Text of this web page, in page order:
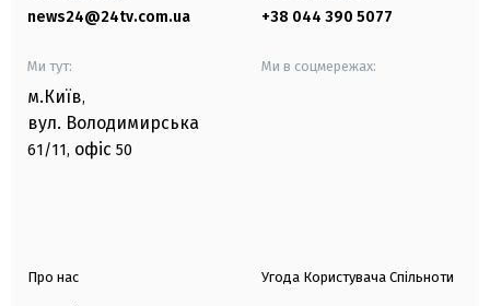
news24@24tv.com.ua +38 044 390 5077
Ми тут:
м.Київ,
вул. Володимирська
61/11, офіс 50
Ми в соцмережах:
Про нас Угода Користувача Спільноти